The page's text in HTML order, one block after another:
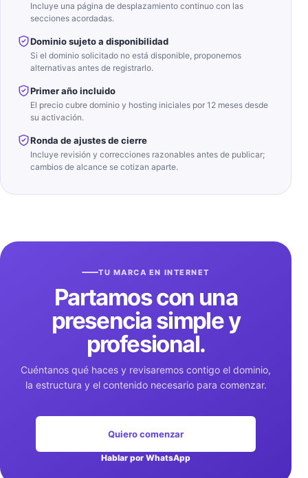
Incluye una página de desplazamiento continuo con las
secciones acordadas.
Dominio sujeto a disponibilidad
Si el dominio solicitado no está disponible, proponemos
alternativas antes de registrarlo.
Primer año incluido
El precio cubre dominio y hosting iniciales por 12 meses desde
su activación.
Ronda de ajustes de cierre
Incluye revisión y correcciones razonables antes de publicar;
cambios de alcance se cotizan aparte.
TU MARCA EN INTERNET
Partamos con una
presenciasimple y
profesional.
Cuéntanos qué haces y revisaremos contigo el dominio,
la estructura y el contenido necesario para comenzar.
Quiero comenzar
Hablar por WhatsApp